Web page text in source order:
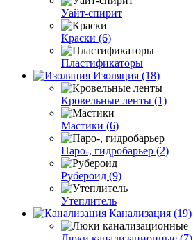
Уайт-спирит
Краски (6)
Пластификаторы
Изоляция (18)
Кровельные ленты (1)
Мастики (6)
Паро-, гидробарьер (2)
Рубероид (9)
Утеплитель
Канализация (19)